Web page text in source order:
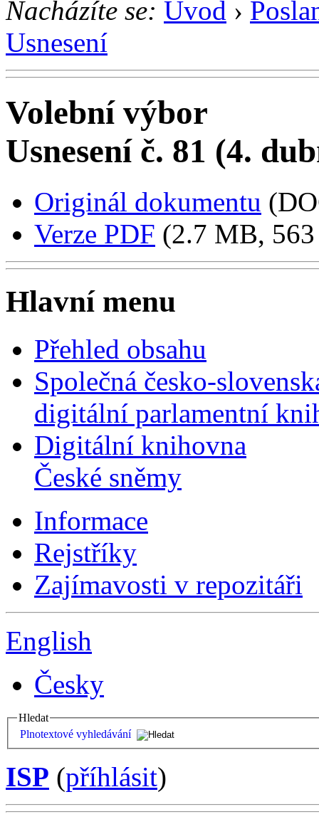
Nacházíte se: Úvod ›
Usnesení
Volební výbor
Usnesení č. 81 (4.
Originál dokumentu
Verze PDF (2.7 MB, 563
Hlavní menu
Přehled obsahu
Společná česko-
digitální parlamentní
Digitální knihovna
České sněmy
Informace
Rejstříky
Zajímavosti v repozitáři
English
Česky
Hledat
Plnotextové vyhledávání
ISP (příhlásit)